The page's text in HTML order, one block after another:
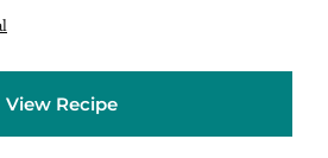
View Recipe